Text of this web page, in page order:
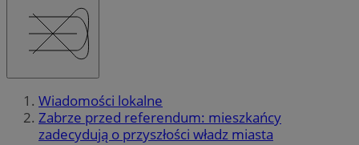
Wiadomości lokalne
Zabrze przed referendum: mieszkańcy
zadecydują o przyszłości władz miasta